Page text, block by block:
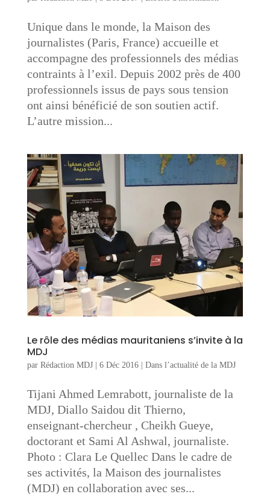
Unique dans le monde, la Maison des
journalistes (Paris, France) accueille et
accompagne des professionnels des médias
contraints à l’exil. Depuis 2002 près de 400
professionnels issus de pays sous tension
ont ainsi bénéficié de son soutien actif.
L’autre mission...
Le rôle des médias mauritaniens s’invite à la
MDJ
par Rédaction MDJ| 6 Déc 2016| Dans l’actualité de la MDJ
Tijani Ahmed Lemrabott, journaliste de la
MDJ, Diallo Saidou dit Thierno,
enseignant-chercheur , Cheikh Gueye,
doctorant et Sami Al Ashwal, journaliste.
Photo : Clara Le Quellec Dans le cadre de
ses activités, la Maison des journalistes
(MDJ) en collaboration avec ses...